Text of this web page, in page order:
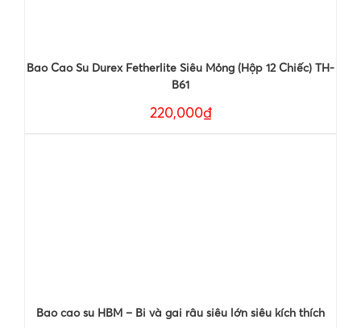
Bao Cao Su Durex Fetherlite Siêu Mỏng (Hộp 12 Chiếc) TH-
B61
220,000₫
Bao cao su HBM – Bi và gai râu siêu lớn siêu kích thích